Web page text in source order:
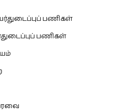
பணிகள்
பணிகள்